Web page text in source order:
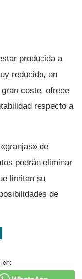
producida a
reducido, en
coste, ofrece
respecto a
de
podrán eliminar
limitan su
de
en: